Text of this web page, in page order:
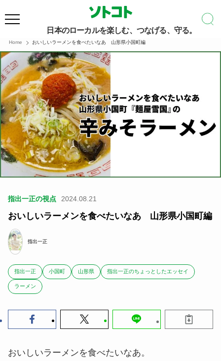
日本のローカルを楽しむ、つなげる、守る。
Home おいしいラーメンを食べたいなあ 山形県小国町編
指出一正の視点 2024.08.21
おいしいラーメンを食べたいなあ 山形県小国町編
指出一正
指出一正 小国町 山形県 指出一正のちょっとしたエッセイ
ラーメン
おいしいラーメンを食べたいなあ。